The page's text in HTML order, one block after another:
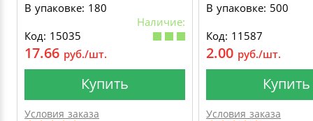
В упаковке: 180
Наличие:
Код: 15035
17.66 руб./шт.
Купить
Условия заказа
В упаковке: 500
Код: 11587
2.00 руб./шт.
Купить
Условия заказа